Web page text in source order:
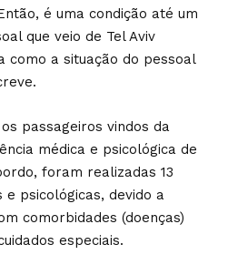
é uma condição até um
que veio de Tel Aviv
como a situação do pessoal
passageiros vindos da
médica e psicológica de
foram realizadas 13
psicológicas, devido a
comorbidades (doenças)
especiais.